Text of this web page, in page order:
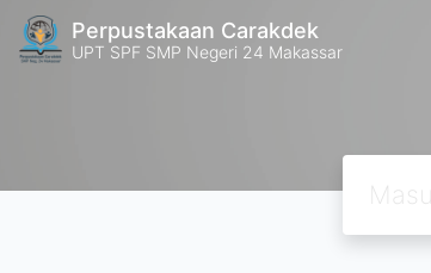
Perpustakaan Carakdek
UPT SPF SMP Negeri 24 Makassar